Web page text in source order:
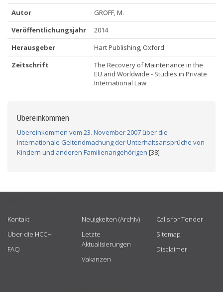
Autor
GROFF, M.
Veröffentlichungsjahr
2014
Herausgeber
Hart Publishing, Oxford
Zeitschrift
The Recovery of Maintenance in the
EU and Worldwide - Studies in Private
International Law
Übereinkommen
Übereinkommen vom 23. November 2007 über die
internationale Geltendmachung der Unterhaltsansprüche von
Kindern und anderen Familienangehörigen [38]
Kontakt
Über die HCCH
FAQ
Neuigkeiten (Archiv)
Letzte
Aktualisierungen
Vakanzen
Calls for Tender
Sitemap
Disclaimer